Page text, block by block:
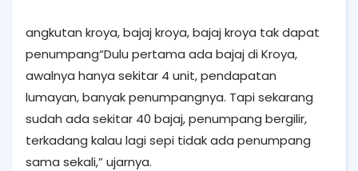
angkutan kroya, bajaj kroya, bajaj kroya tak dapat
penumpang“Dulu pertama ada bajaj di Kroya,
awalnya hanya sekitar 4 unit, pendapatan
lumayan, banyak penumpangnya. Tapi sekarang
sudah ada sekitar 40 bajaj, penumpang bergilir,
terkadang kalau lagi sepi tidak ada penumpang
sama sekali,” ujarnya.